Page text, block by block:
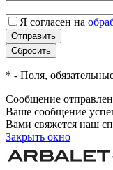
Я согласен на
* - Поля,
Сообщение
Ваше сообщение
Вами свяжется наш
Закрыть окно